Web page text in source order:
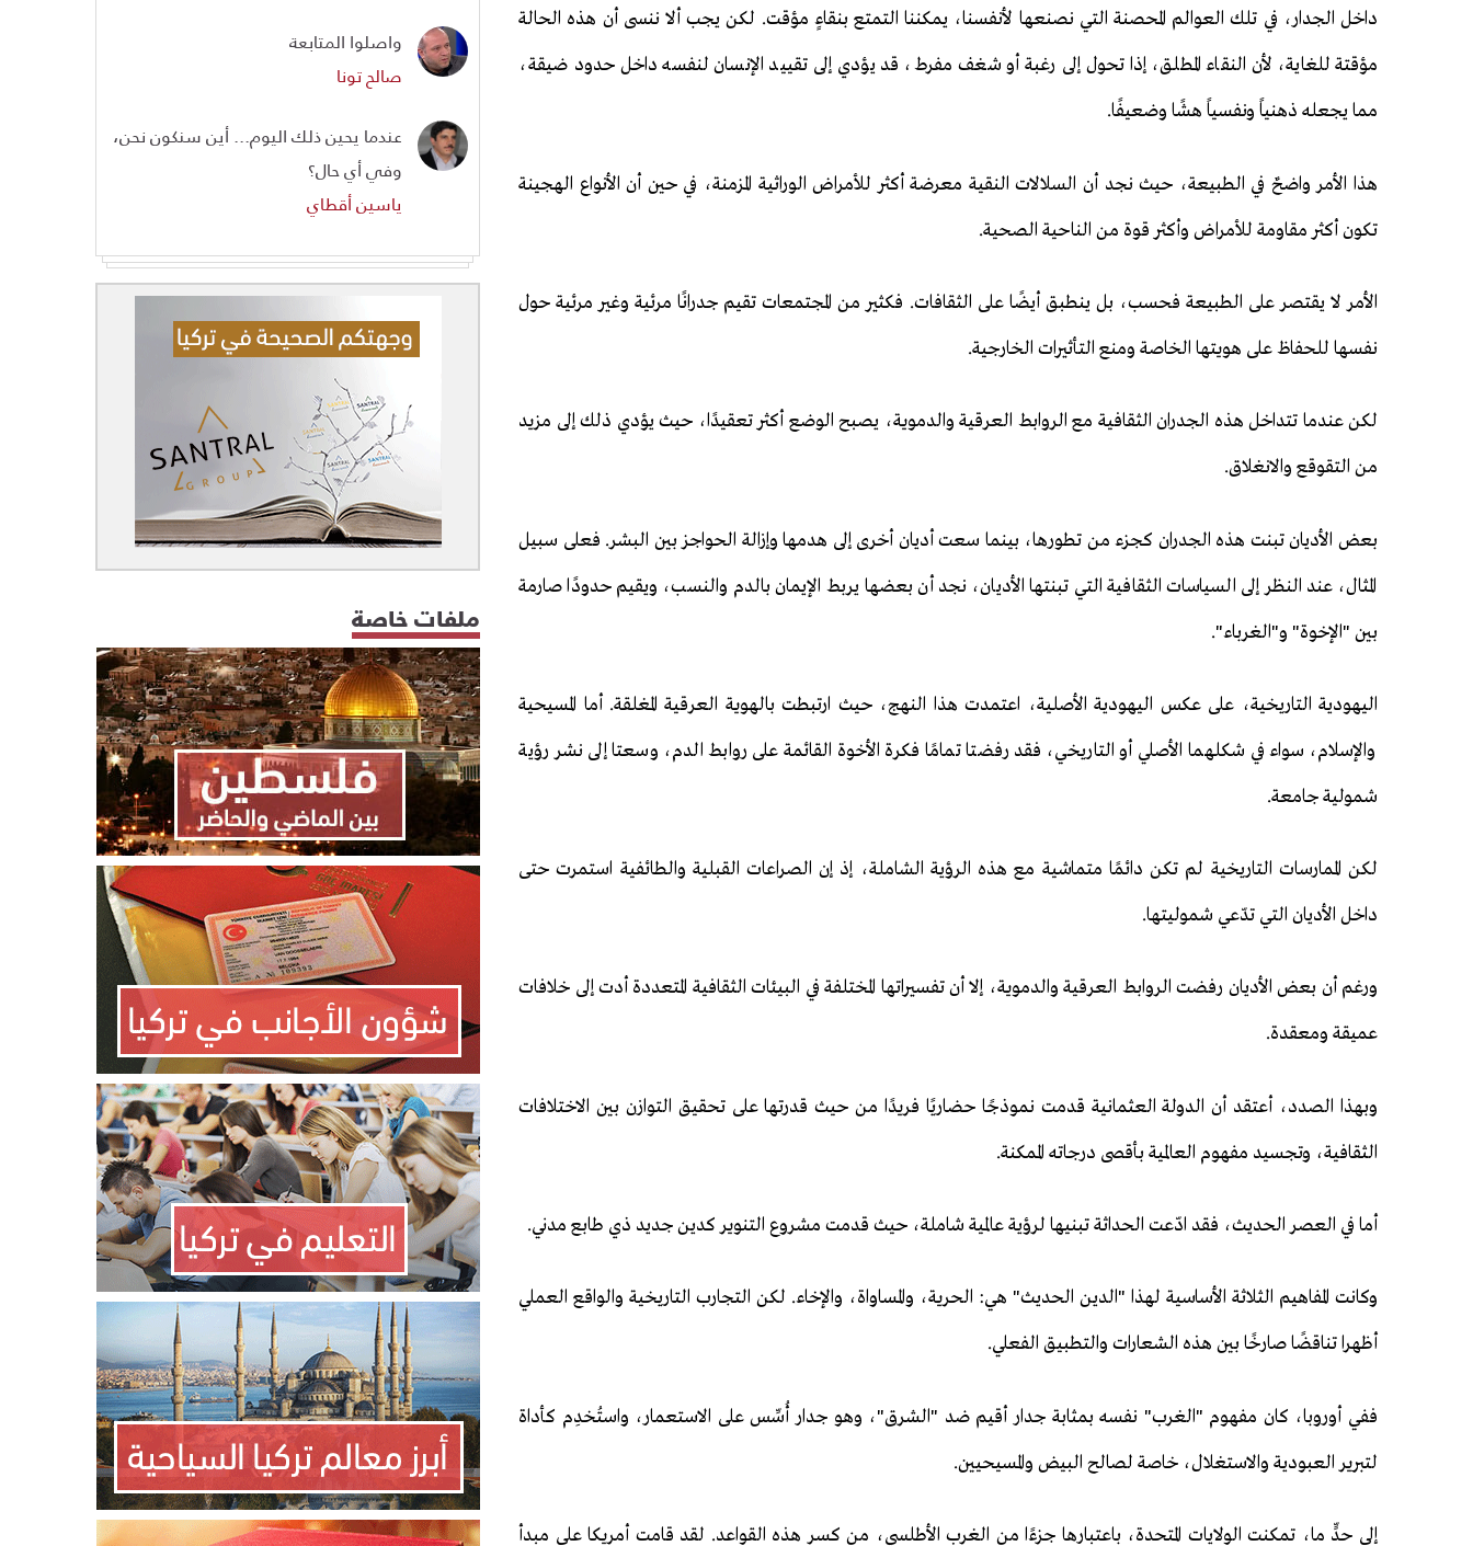
داخل الجدار، في تلك العوالم المحصنة التي نصنعها لأنفسنا، يمكننا التمتع بنقاءٍ مؤقت. لكن يجب ألا ننسى أن هذه الحالة
مؤقتة للغاية، لأن النقاء المطلق، إذا تحول إلى رغبة أو شغف مفرط، قد يؤدي إلى تقييد الإنسان لنفسه داخل حدود ضيقة،
مما يجعله ذهنياً ونفسياً هشًا وضعيفًا.
هذا الأمر واضحٌ في الطبيعة، حيث نجد أن السلالات النقية معرضة أكثر للأمراض الوراثية المزمنة، في حين أن الأنواع الهجينة
تكون أكثر مقاومة للأمراض وأكثر قوة من الناحية الصحية.
الأمر لا يقتصر على الطبيعة فحسب، بل ينطبق أيضًا على الثقافات. فكثير من المجتمعات تقيم جدرانًا مرئية وغير مرئية حول
نفسها للحفاظ على هويتها الخاصة ومنع التأثيرات الخارجية.
لكن عندما تتداخل هذه الجدران الثقافية مع الروابط العرقية والدموية، يصبح الوضع أكثر تعقيدًا، حيث يؤدي ذلك إلى مزيد
من التقوقع والانغلاق.
بعض الأديان تبنت هذه الجدران كجزء من تطورها، بينما سعت أديان أخرى إلى هدمها وإزالة الحواجز بين البشر. فعلى سبيل
المثال، عند النظر إلى السياسات الثقافية التي تبنتها الأديان، نجد أن بعضها يربط الإيمان بالدم والنسب، ويقيم حدودًا صارمة
بين "الإخوة" و"الغرباء".
اليهودية التاريخية، على عكس اليهودية الأصلية، اعتمدت هذا النهج، حيث ارتبطت بالهوية العرقية المغلقة. أما المسيحية
والإسلام، سواء في شكلهما الأصلي أو التاريخي، فقد رفضتا تمامًا فكرة الأخوة القائمة على روابط الدم، وسعتا إلى نشر رؤية
شمولية جامعة.
لكن الممارسات التاريخية لم تكن دائمًا متماشية مع هذه الرؤية الشاملة، إذ إن الصراعات القبلية والطائفية استمرت حتى
داخل الأديان التي تدّعي شموليتها.
ورغم أن بعض الأديان رفضت الروابط العرقية والدموية، إلا أن تفسيراتها المختلفة في البيئات الثقافية المتعددة أدت إلى خلافات
عميقة ومعقدة.
وبهذا الصدد، أعتقد أن الدولة العثمانية قدمت نموذجًا حضاريًا فريدًا من حيث قدرتها على تحقيق التوازن بين الاختلافات
الثقافية، وتجسيد مفهوم العالمية بأقصى درجاته الممكنة.
أما في العصر الحديث، فقد ادّعت الحداثة تبنيها لرؤية عالمية شاملة، حيث قدمت مشروع التنوير كدين جديد ذي طابع مدني.
وكانت المفاهيم الثلاثة الأساسية لهذا "الدين الحديث" هي: الحرية، والمساواة، والإخاء. لكن التجارب التاريخية والواقع العملي
أظهرا تناقضًا صارخًا بين هذه الشعارات والتطبيق الفعلي.
ففي أوروبا، كان مفهوم "الغرب" نفسه بمثابة جدار أقيم ضد "الشرق"، وهو جدار أُسِّس على الاستعمار، واستُخدِم كأداة
لتبرير العبودية والاستغلال، خاصة لصالح البيض والمسيحيين.
إلى حدٍّ ما، تمكنت الولايات المتحدة، باعتبارها جزءًا من الغرب الأطلسي، من كسر هذه القواعد. لقد قامت أمريكا على مبدأ
واصلوا المتابعة
صالح تونا
عندما يحين ذلك اليوم... أين سنكون نحن،
وفي أي حال؟
ياسين أقطاي
ملفات خاصة